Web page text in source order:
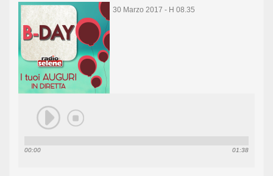
00:00 01:38
30 Marzo 2017 - H 08.35